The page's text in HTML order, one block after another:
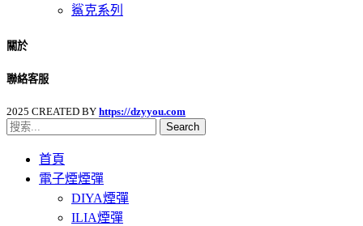
鯊克系列
關於
聯絡客服
2025 CREATED BY https://dzyyou.com
Search
首頁
電子煙煙彈
DIYA煙彈
ILIA煙彈